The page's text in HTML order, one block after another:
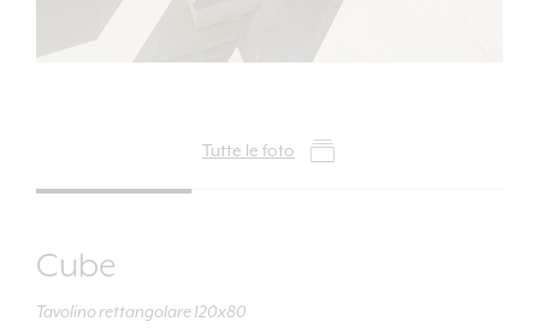
Tutte le foto
Cube
Tavolino rettangolare 120x80